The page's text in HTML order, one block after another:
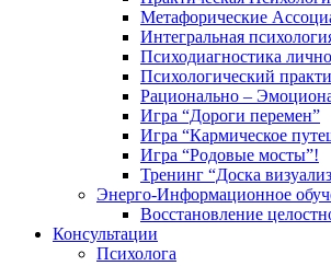
Метафорические
Интегральная
Психодиагностика
Психологический
Рационально –
Игра “Дороги перемен”
Игра “Кармическое
Игра “Родовые мосты”!
Тренинг “Доска
Энерго-Информационное
Восстановление
Консультации
Психолога